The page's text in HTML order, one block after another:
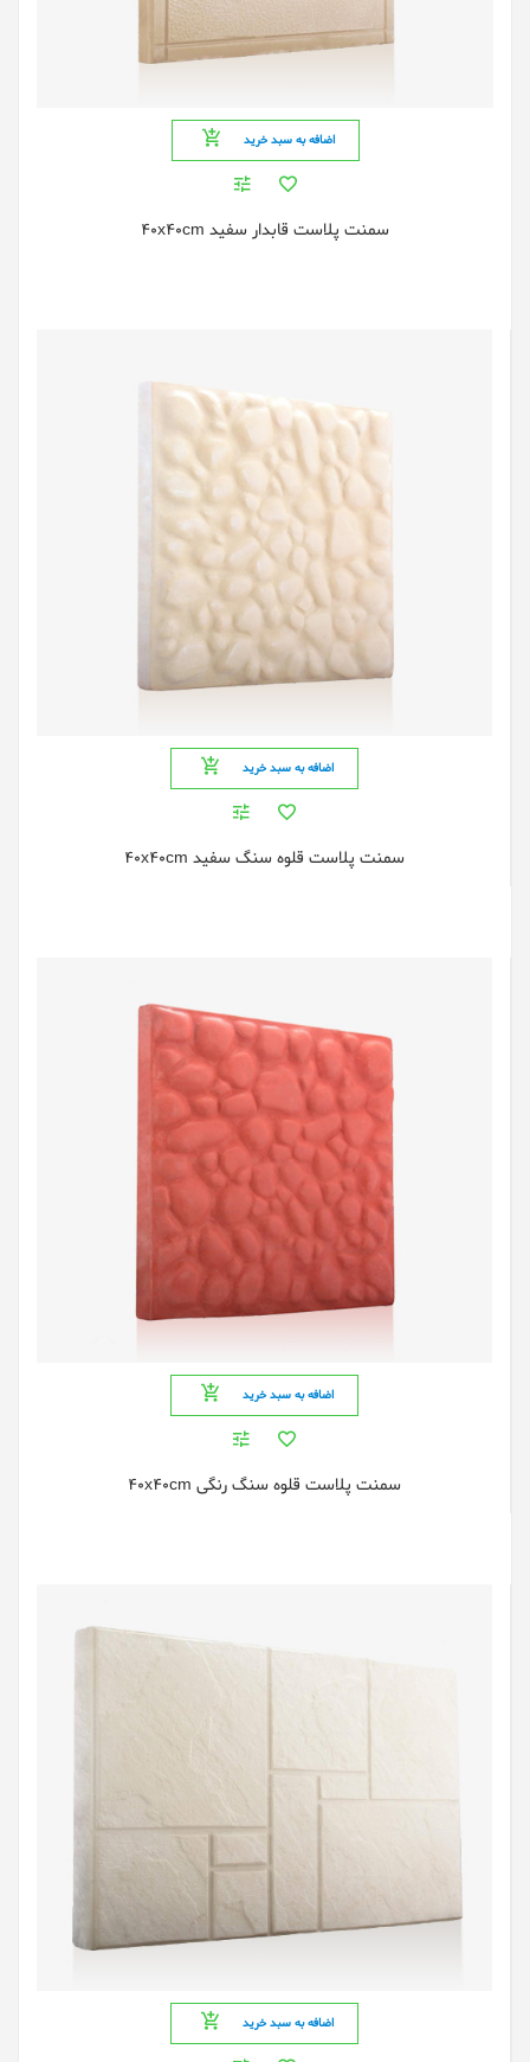
اضافه به سبد خرید
سمنت پلاست قابدار سفید 40x40cm
اضافه به سبد خرید
سمنت پلاست قلوه سنگ سفید 40x40cm
اضافه به سبد خرید
سمنت پلاست قلوه سنگ رنگی 40x40cm
اضافه به سبد خرید